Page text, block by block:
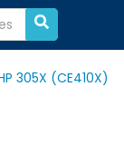
305X (CE410X)